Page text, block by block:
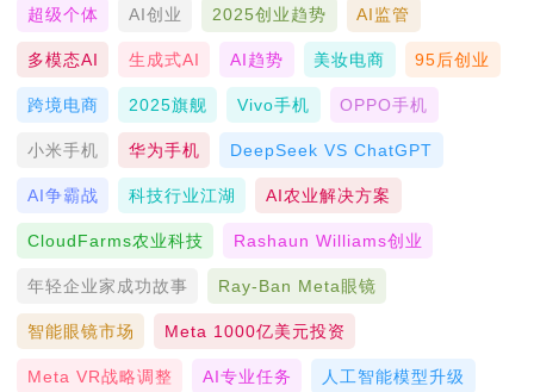
超级个体 AI创业 2025创业趋势 AI监管
多模态AI 生成式AI AI趋势 美妆电商 95后创业
跨境电商 2025旗舰 Vivo手机 OPPO手机
小米手机 华为手机 DeepSeek VS ChatGPT
AI争霸战 科技行业江湖 AI农业解决方案
CloudFarms农业科技 Rashaun Williams创业
年轻企业家成功故事 Ray-Ban Meta眼镜
智能眼镜市场 Meta 1000亿美元投资
Meta VR战略调整 AI专业任务 人工智能模型升级